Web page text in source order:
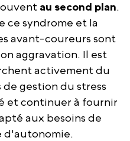
au second plan.
ce syndrome et la
avant-coureurs sont
aggravation. Il est
activement du
gestion du stress
et continuer à fournir
aux besoins de
d'autonomie.